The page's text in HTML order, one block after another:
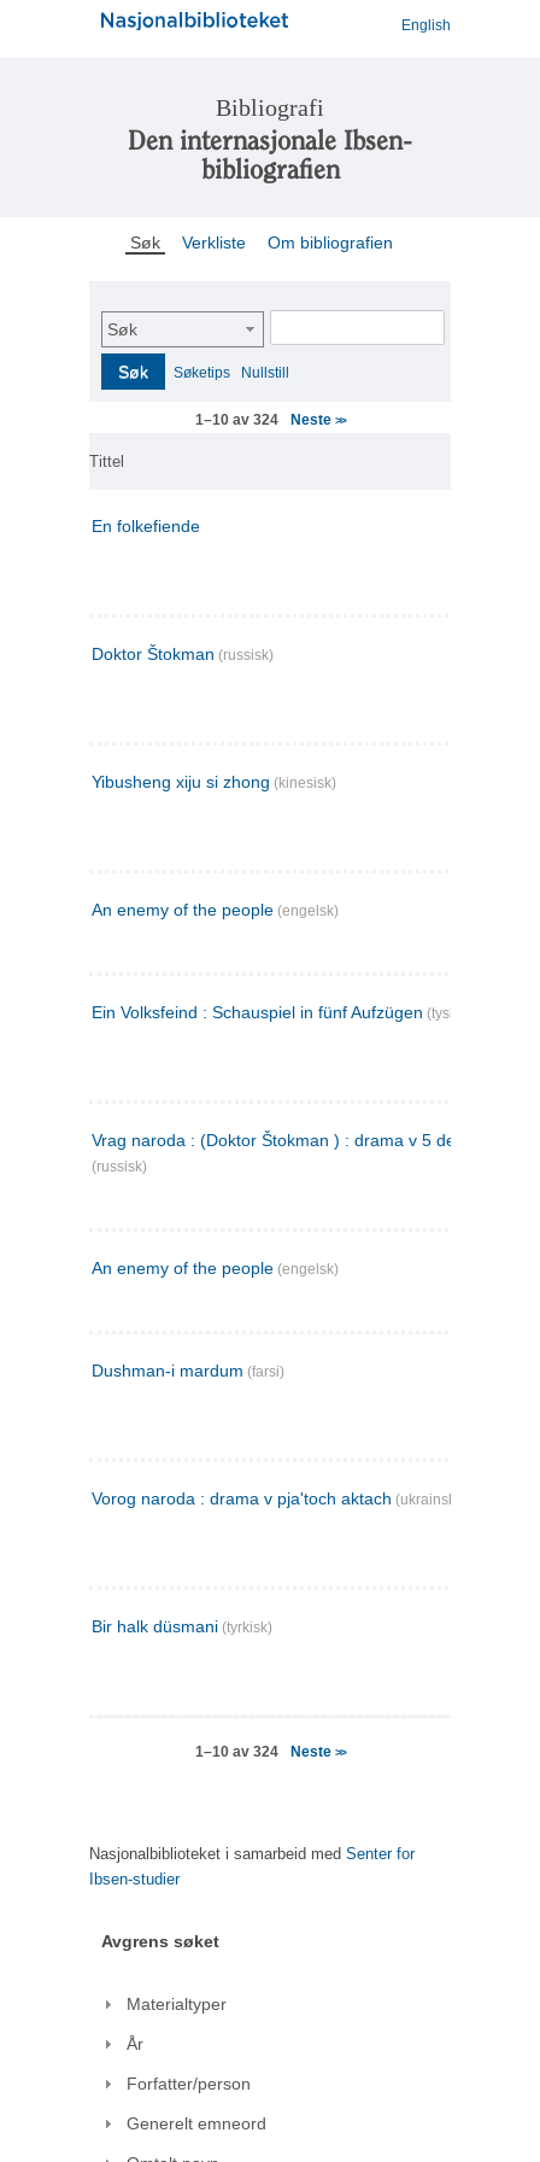
English
Bibliografi
Den internasjonale Ibsen-
bibliografien
Søk Verkliste Om bibliografien
Søk
Søk Søketips Nullstill
1–10 av 324 Neste >>
Tittel
En folkefiende
Doktor Štokman (russisk)
Yibusheng xiju si zhong (kinesisk)
An enemy of the people (engelsk)
Ein Volksfeind : Schauspiel in fünf Aufzügen (tysk)
Vrag naroda : (Doktor Štokman ) : drama v 5 dejstvijach
(russisk)
An enemy of the people (engelsk)
Dushman-i mardum (farsi)
Vorog naroda : drama v pja'toch aktach (ukrainsk)
Bir halk düsmani (tyrkisk)
1–10 av 324 Neste >>
Nasjonalbiblioteket i samarbeid med Senter for
Ibsen-studier
Avgrens søket
Materialtyper
År
Forfatter/person
Generelt emneord